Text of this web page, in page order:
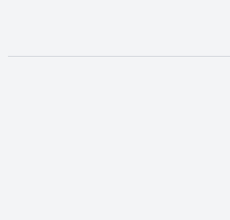
opens
opens
opens in